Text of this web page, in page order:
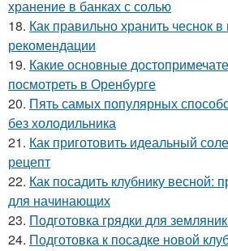
хранение в банках с солью
18. Как правильно хранить чеснок
рекомендации
19. Какие основные
посмотреть в Оренбурге
20. Пять самых популярных
без холодильника
21. Как приготовить идеальный
рецепт
22. Как посадить клубнику весной:
для начинающих
23. Подготовка грядки для
24. Подготовка к посадке новой